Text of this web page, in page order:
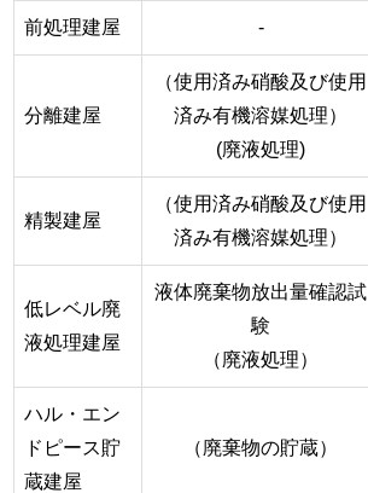
前処理建屋 -
分離建屋
（使用済み硝酸及び使用
済み有機溶媒処理）
(廃液処理)
精製建屋
（使用済み硝酸及び使用
済み有機溶媒処理）
低レベル廃
液処理建屋
液体廃棄物放出量確認試
験
（廃液処理）
ハル・エン
ドピース貯
蔵建屋
（廃棄物の貯蔵）